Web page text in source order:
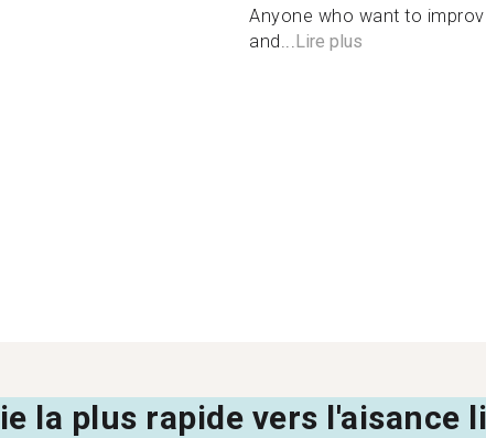
Anyone who want to
and...Lire plus
la plus rapide vers l'aisance